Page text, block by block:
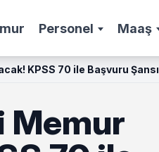
Personel Maaş
KPSS 70 ile Başvuru Şansı
Memur